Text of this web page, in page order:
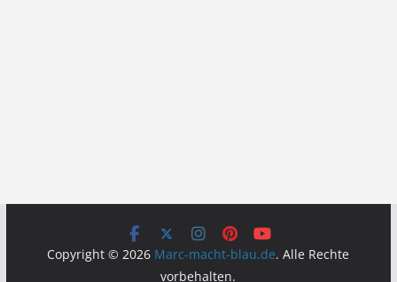
Copyright © 2026 Marc-macht-blau.de. Alle Rechte
vorbehalten.